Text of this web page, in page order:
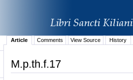
Article Comments View Source History
M.p.th.f.17